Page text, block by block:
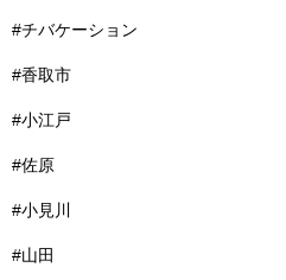
#チバケーション
#香取市
#小江戸
#佐原
#小見川
#山田